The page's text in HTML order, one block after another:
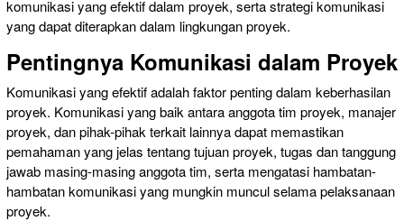
komunikasi yang efektif dalam proyek, serta strategi komunikasi
yang dapat diterapkan dalam lingkungan proyek.
Pentingnya Komunikasi dalam Proyek
Komunikasi yang efektif adalah faktor penting dalam keberhasilan
proyek. Komunikasi yang baik antara anggota tim proyek, manajer
proyek, dan pihak-pihak terkait lainnya dapat memastikan
pemahaman yang jelas tentang tujuan proyek, tugas dan tanggung
jawab masing-masing anggota tim, serta mengatasi hambatan-
hambatan komunikasi yang mungkin muncul selama pelaksanaan
proyek.